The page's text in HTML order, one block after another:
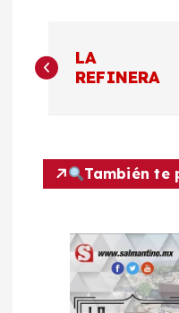
a
e
LA
REFINERA
También te